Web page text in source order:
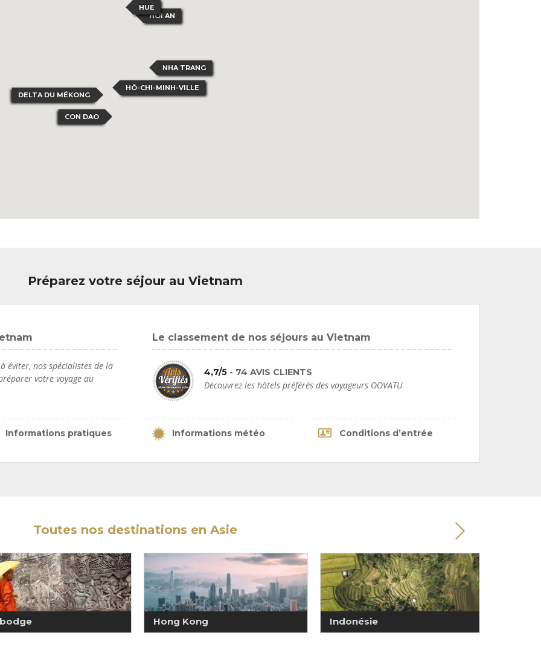
CON DAO
DELTA DU MÉKONG
HÔ-CHI-MINH-VILLE
HOI AN
HUÉ
NHA TRANG
Préparez votre séjour au Vietnam
éviter, nos spécialistes de la
votre voyage au
Le classement de nos séjours au Vietnam
4,7/5 - 74 AVIS CLIENTS
Découvrez les hôtels préférés des voyageurs OOVATU
Informations pratiques Informations météo Conditions d’entrée
Toutes nos destinations en Asie
Hong Kong Indonésie